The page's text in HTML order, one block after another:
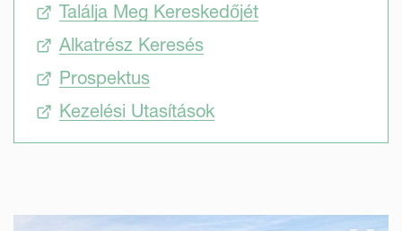
Találja Meg Kereskedőjét
Alkatrész Keresés
Prospektus
Kezelési Utasítások